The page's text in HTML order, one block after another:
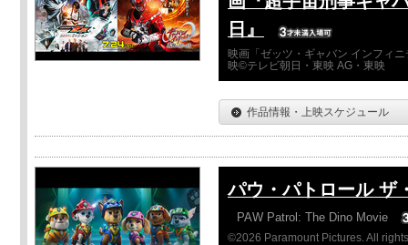
日』
映画「ゼッツ・ギャバン インフィ
映©テレビ朝日・東映 AG・東映
作品情報・上映スケジュール
パウ・パトロール ザ
PAW Patrol: The Dino Movie
©2026 Paramount Pictures. All